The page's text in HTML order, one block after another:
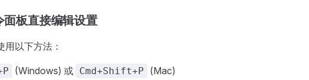
板直接编辑设置
以下方法：
(Windows) 或 Cmd+Shift+P
(Mac)